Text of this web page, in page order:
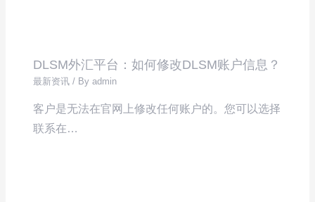
DLSM外汇平台：如何修改DLSM账户信息？
最新资讯 / Byadmin
客户是无法在官网上修改任何账户的。您可以选择
联系在…